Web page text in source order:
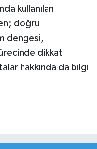
kullanılan
doğru
dengesi,
dikkat
hakkında da bilgi